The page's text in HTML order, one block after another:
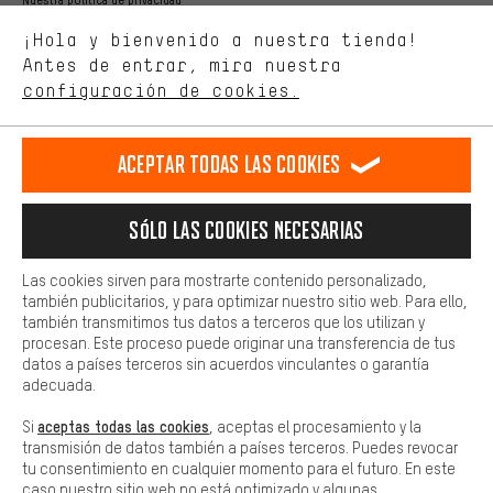
Idioma"
español
ES english Deutsch
RESCINDIR EL CONTRATO Comunidad de Aquisgrán Programa de afiliados
Aviso Legal Protección de datos Condiciones Generales
Plataforma de reportes Reciclaje de baterias
Configuración de las cookies Ajusta el contraste
Todos los precios indicados son en euros e sin MwSt, más
gastos de envío aEstados Unidos.
¡Hola y bienvenido a nuestra tienda!
Antes de entrar, mira nuestra
configuración de cookies.
tienda. Con las cookies de rendimiento, puedes influir en la mejora
de nuestro sitio web y nuestra oferta de la tienda con tu
comportamiento de compra.
Más confort
cookies de comodidad, creamos enlaces a plataformas de redes
sociales. Esto nos permite proporcionarle más contenido e
adicionales que le ayudarán a encontrar los productos adecuados.
preguntas de forma rápida y sencilla.
Básica
Las cookies básicas aseguran que puedas usar nuestro sitio web.
Aceptar todas las cookies
Sólo las cookies necesarias
Las cookies sirven para mostrarte contenido personalizado,
también publicitarios, y para optimizar nuestro sitio web. Para ello,
también transmitimos tus datos a terceros que los utilizan y
procesan. Este proceso puede originar una transferencia de tus
datos a países terceros sin acuerdos vinculantes o garantía
adecuada.
Si aceptas todas las cookies , aceptas el procesamiento y la
transmisión de datos también a países terceros. Puedes revocar
tu consentimiento en cualquier momento para el futuro. En este
caso nuestro sitio web no está optimizado y algunas